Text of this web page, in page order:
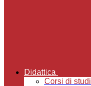
Didattica
Corsi di